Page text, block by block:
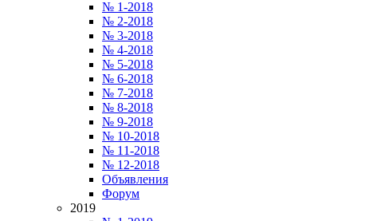
№ 1-2018
№ 2-2018
№ 3-2018
№ 4-2018
№ 5-2018
№ 6-2018
№ 7-2018
№ 8-2018
№ 9-2018
№ 10-2018
№ 11-2018
№ 12-2018
Объявления
Форум
2019